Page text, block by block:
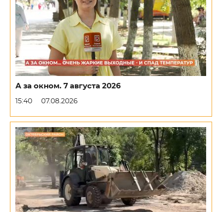
А за окном. 7 августа 2026
15:40 07.08.2026